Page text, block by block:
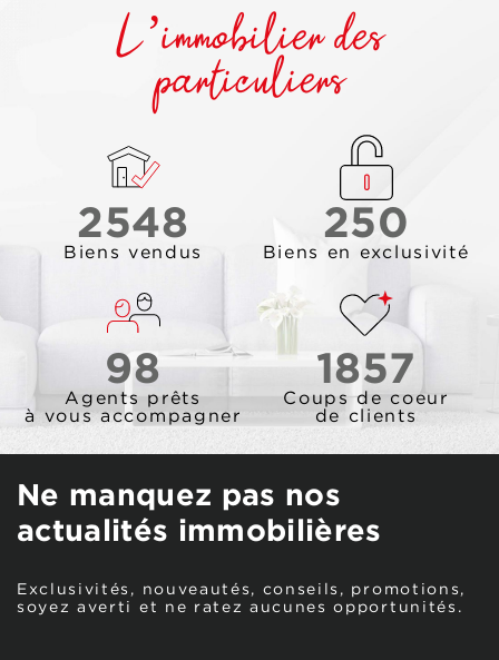
L’immobilier des
particuliers
2548
Biens vendus
250
Biens en exclusivité
98
Agents prêts
à vous accompagner
1857
Coups de coeur
de clients
Ne manquez pas nos
actualités immobilières
Exclusivités, nouveautés, conseils, promotions,
soyez averti et ne ratez aucunes opportunités.